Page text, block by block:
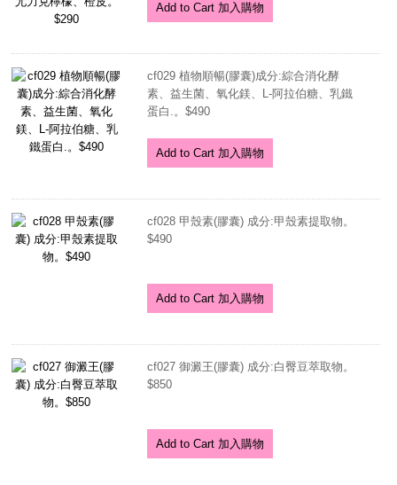
Add to Cart 加入購物
cf029 植物順暢(膠囊)成分:綜合消化酵
素、益生菌、氧化鎂、L-阿拉伯糖、乳鐵
蛋白.。$490
Add to Cart 加入購物
cf028 甲殼素(膠囊) 成分:甲殼素提取物。
$490
Add to Cart 加入購物
cf027 御澱王(膠囊) 成分:白臀豆萃取物。
$850
Add to Cart 加入購物